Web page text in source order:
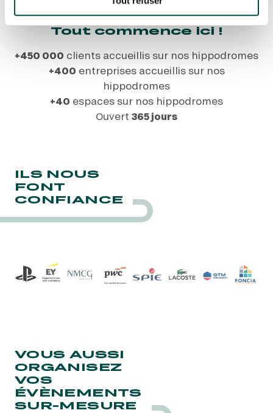
ENVOYER MON BRIEF
Tout commence ici !
+450 000 clients accueillis sur nos hippodromes
+400 entreprises accueillis sur nos
hippodromes
+40 espaces sur nos hippodromes
Ouvert 365 jours
ILS NOUS
FONT
CONFIANCE
VOUS AUSSI
ORGANISEZ
VOS
ÉVÈNEMENTS
SUR-MESURE